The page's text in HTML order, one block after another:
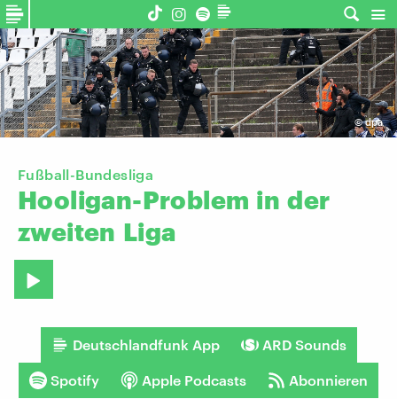
©dpa
Fußball-Bundesliga
Hooligan-Problem in der
zweiten Liga
Deutschlandfunk App ARD Sounds
Spotify Apple Podcasts Abonnieren